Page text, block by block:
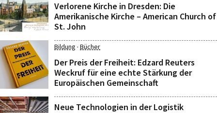
Verlorene Kirche in Dresden: Die
Amerikanische Kirche – American Church of
St. John
Bildung · Bücher
Der Preis der Freiheit: Edzard Reuters
Weckruf für eine echte Stärkung der
Europäischen Gemeinschaft
Neue Technologien in der Logistik